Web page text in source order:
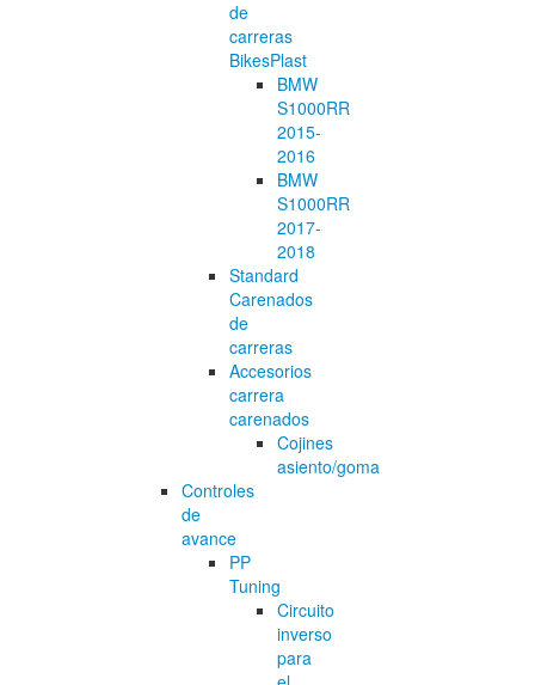
de
carreras
BikesPlast
BMW
S1000RR
2015-
2016
BMW
S1000RR
2017-
2018
Standard
Carenados
de
carreras
Accesorios
carrera
carenados
Cojines
asiento/goma
Controles
de
avance
PP
Tuning
Circuito
inverso
para